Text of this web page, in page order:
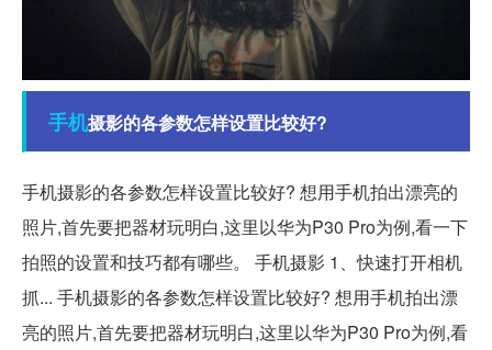
手机摄影的各参数怎样设置比较好?
手机摄影的各参数怎样设置比较好? 想用手机拍出漂亮的
照片,首先要把器材玩明白,这里以华为P30 Pro为例,看一下
拍照的设置和技巧都有哪些。 手机摄影 1、快速打开相机
抓... 手机摄影的各参数怎样设置比较好? 想用手机拍出漂
亮的照片,首先要把器材玩明白,这里以华为P30 Pro为例,看